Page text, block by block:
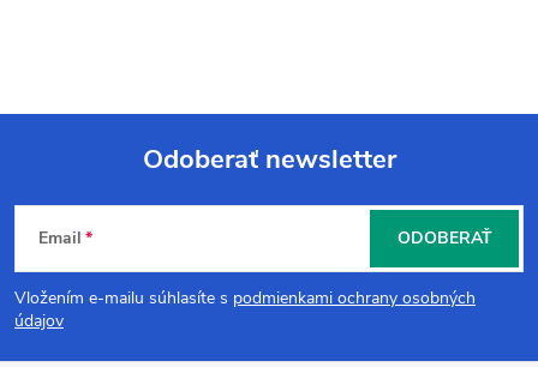
Z
á
p
Odoberať newsletter
Email
Vložením e-mailu súhlasíte s podmienkami ochrany osobných
údajov
ODOBERAŤ